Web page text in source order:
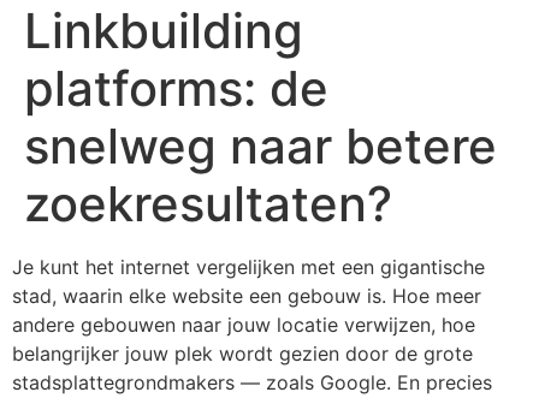
Linkbuilding
platforms: de
snelweg naar betere
zoekresultaten?
Je kunt het internet vergelijken met een gigantische
stad, waarin elke website een gebouw is. Hoe meer
andere gebouwen naar jouw locatie verwijzen, hoe
belangrijker jouw plek wordt gezien door de grote
stadsplattegrondmakers — zoals Google. En precies